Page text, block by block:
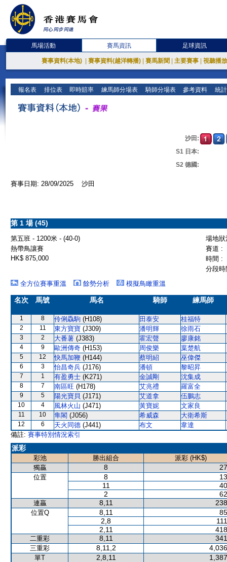
馬場活動 賽馬資訊 足球資訊
賽事資料(本地) 賽事資料(越洋轉播) 賽馬新聞 主要賽事 視聽播
報名表 排位表 即時賠率 練馬師分場表 騎師分場表 參考資料 統
沙田:
S1 日本:
S2 德國:
賽事日期: 28/09/2025 沙田
第 1 場 (45)
第五班 - 1200米 - (40-0)
場地
熱帶鳥讓賽
賽道 :
HK$ 875,000
時間 :
分段
全方位賽事重溫
餘勢分析 模擬鳥瞰重溫
名次 馬號 馬名 騎師 練馬師
1 8 伶俐驫駒 (H108) 田泰安 桂福特
2 11 東方寶寶 (J309) 潘明輝 徐雨石
3 2 大番薯 (J383) 霍宏聲 廖康銘
4 9 歐洲傳奇 (H153) 周俊樂 葉楚航
5 12 快馬加鞭 (H144) 蔡明紹 巫偉傑
6 3 怡昌奇兵 (J176) 潘頓 黎昭昇
7 1 有盈勇士 (K271) 金誠剛 沈集成
8 7 南區旺 (H178) 艾兆禮 羅富全
9 5 陽光寶貝 (J171) 艾道拿 伍鵬志
10 4 風林火山 (J471) 黃寶妮 文家良
11 10 隼閣 (J056) 希威森 大衛希斯
12 6 天火同德 (J441) 布文
韋達
備註: 賽事特別情況索引
派彩
彩池 勝出組合
派彩 (HK$)
獨贏
8
位置 8
11
2
連贏 8,11
位置Q 8,11
2,8
2,11
二重彩 8,11
三重彩 8,11,2
單T 2,8,11